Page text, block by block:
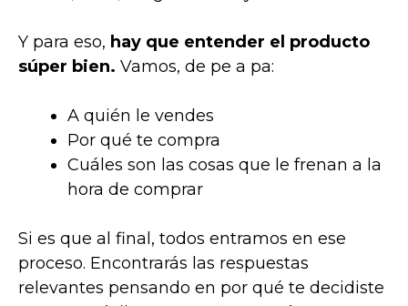
Y para eso, hay que entender el producto
súper bien. Vamos, de pe a pa:
A quién le vendes
Por qué te compra
Cuáles son las cosas que le frenan a la
hora de comprar
Si es que al final, todos entramos en ese
proceso. Encontrarás las respuestas
relevantes pensando en por qué te decidiste